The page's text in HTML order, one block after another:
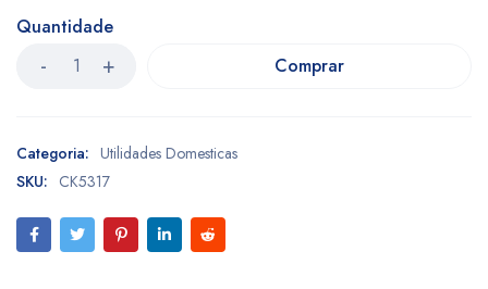
Quantidade
Comprar
Categoria: Utilidades Domesticas
SKU: CK5317